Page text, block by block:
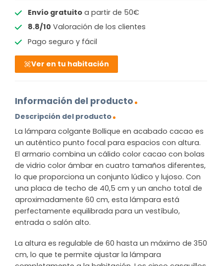
Envío gratuitoa partir de 50€
8.8/10 Valoración de los clientes
Pago seguro y fácil
Ver en tu habitación
Información del producto
Descripción del producto
La lámpara colgante Bollique en acabado cacao es
un auténtico punto focal para espacios con altura.
El armario combina un cálido color cacao con bolas
de vidrio color ámbar en cuatro tamaños diferentes,
lo que proporciona un conjunto lúdico y lujoso. Con
una placa de techo de 40,5 cm y un ancho total de
aproximadamente 60 cm, esta lámpara está
perfectamente equilibrada para un vestíbulo,
entrada o salón alto.
La altura es regulable de 60 hasta un máximo de 350
cm, lo que te permite ajustar la lámpara